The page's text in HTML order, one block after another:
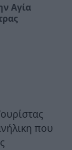
Αγία
που